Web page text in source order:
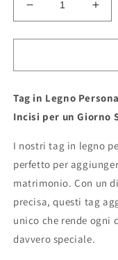
Diminuisci
quantità
per
in
Personalizzati
per
Matrimonio:
Dettagli
per
un
Giorno
Speciale
personalizzate
in
per
in
per
Incisi
per
un
Tag in Legno
Incisi per un Giorno
I nostri tag in legno
perfetto per
matrimonio. Con un
precisa, questi tag
unico che rende ogni
davvero speciale.